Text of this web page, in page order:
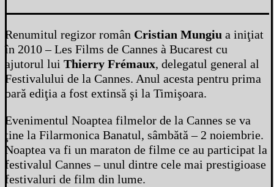
Renumitul regizor român Cristian Mungiu a iniţiat
în 2010 – Les Films de Cannes à Bucarest cu
ajutorul lui Thierry Frémaux, delegatul general al
Festivalului de la Cannes. Anul acesta pentru prima
oară ediţia a fost extinsă şi la Timişoara.
Evenimentul Noaptea filmelor de la Cannes se va
ţine la Filarmonica Banatul, sâmbătă – 2 noiembrie.
Noaptea va fi un maraton de filme ce au participat la
festivalul Cannes – unul dintre cele mai prestigioase
festivaluri de film din lume.